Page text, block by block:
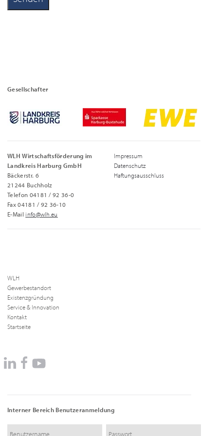
Gesellschafter
WLH Wirtschaftsförderung im
Landkreis Harburg GmbH
Bäckerstr. 6
21244 Buchholz
Telefon 04181 / 92 36-0
Fax 04181 / 92 36-10
E-Mail info@wlh.eu
Impressum
Datenschutz
Haftungsausschluss
WLH
Gewerbestandort
Existenzgründung
Service & Innovation
Kontakt
Startseite
Interner Bereich Benutzeranmeldung